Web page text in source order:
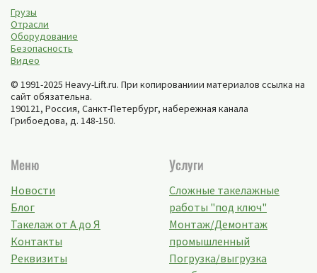
Грузы
Отрасли
Оборудование
Безопасность
Видео
© 1991-2025 Heavy-Lift.ru. При копированиии материалов ссылка на
сайт обязательна.
190121, Россия, Санкт-Петербург, набережная канала
Грибоедова, д. 148-150.
Меню
Новости
Блог
Такелаж от А до Я
Контакты
Реквизиты
Услуги
Сложные такелажные
работы "под ключ"
Монтаж/Демонтаж
промышленный
Погрузка/выгрузка